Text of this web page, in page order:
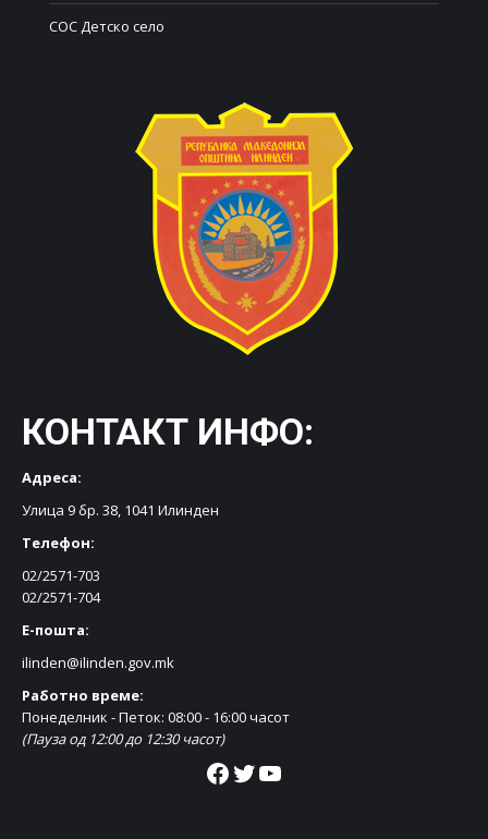
СОС Детско село
КОНТАКТ ИНФО:
Адреса:
Улица 9 бр. 38, 1041 Илинден
Телефон:
02/2571-703
02/2571-704
Е-пошта:
ilinden@ilinden.gov.mk
Работно време:
Понеделник - Петок: 08:00 - 16:00 часот
(Пауза од 12:00 до 12:30 часот)
Facebook Twitter YouTube